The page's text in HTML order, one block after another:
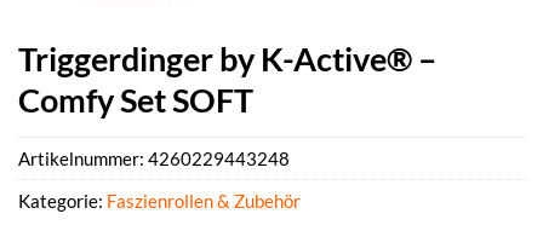
Triggerdinger by K-Active® –
Comfy Set SOFT
Artikelnummer: 4260229443248
Kategorie: Faszienrollen & Zubehör